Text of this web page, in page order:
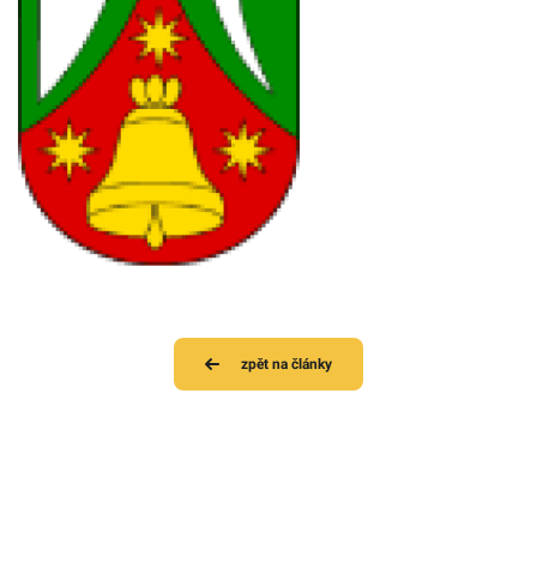
zpět na články